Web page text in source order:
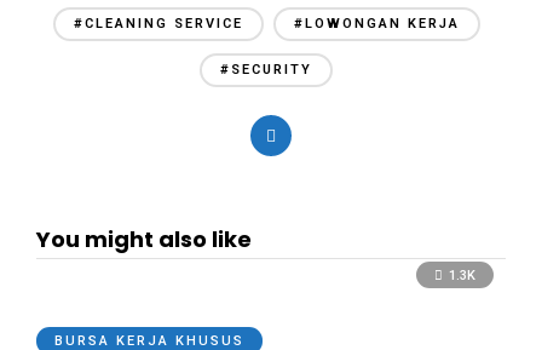
#CLEANING SERVICE #LOWONGAN KERJA
#SECURITY
You might also like
1.3K
BURSA KERJA KHUSUS